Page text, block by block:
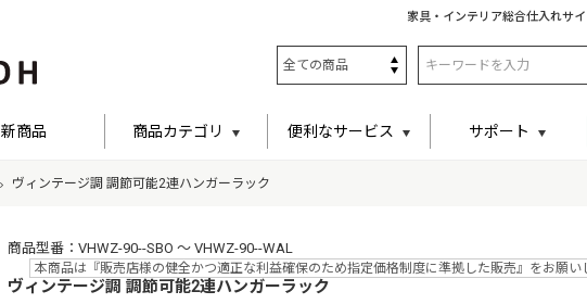
家具・インテリア総合仕入れサイ
新商品 商品カテゴリ 便利なサービス サポート
ヴィンテージ調 調節可能2連ハンガーラック
商品型番：VHWZ-90--SBO ～ VHWZ-90--WAL
本商品は『販売店様の健全かつ適正な利益確保のため指定価格制度に準拠した販売』をお願い
ヴィンテージ調 調節可能2連ハンガーラック